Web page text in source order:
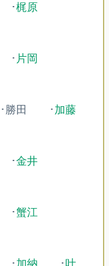
･梶原
･ 片岡
･勝田 ･加藤
･金井
･蟹江
･加納 ･叶